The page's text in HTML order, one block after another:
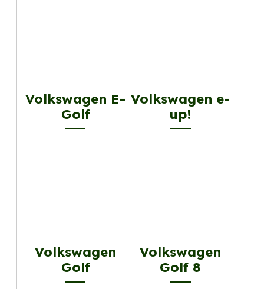
Volkswagen E-
Golf
Volkswagen e-
up!
Volkswagen
Golf
Volkswagen
Golf 8